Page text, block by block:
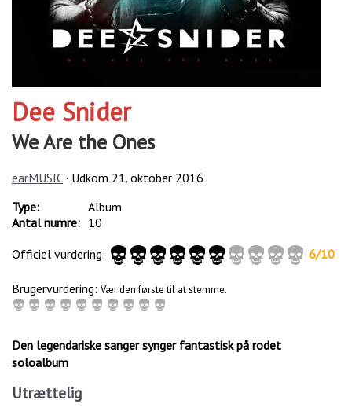
Dee Snider
We Are the Ones
earMUSIC · Udkom 21. oktober 2016
Type:
Album
Antal numre: 10
Officiel vurdering:
6/10
Brugervurdering: Vær den første til at stemme.
Den legendariske sanger synger fantastisk på rodet
soloalbum
Utrættelig